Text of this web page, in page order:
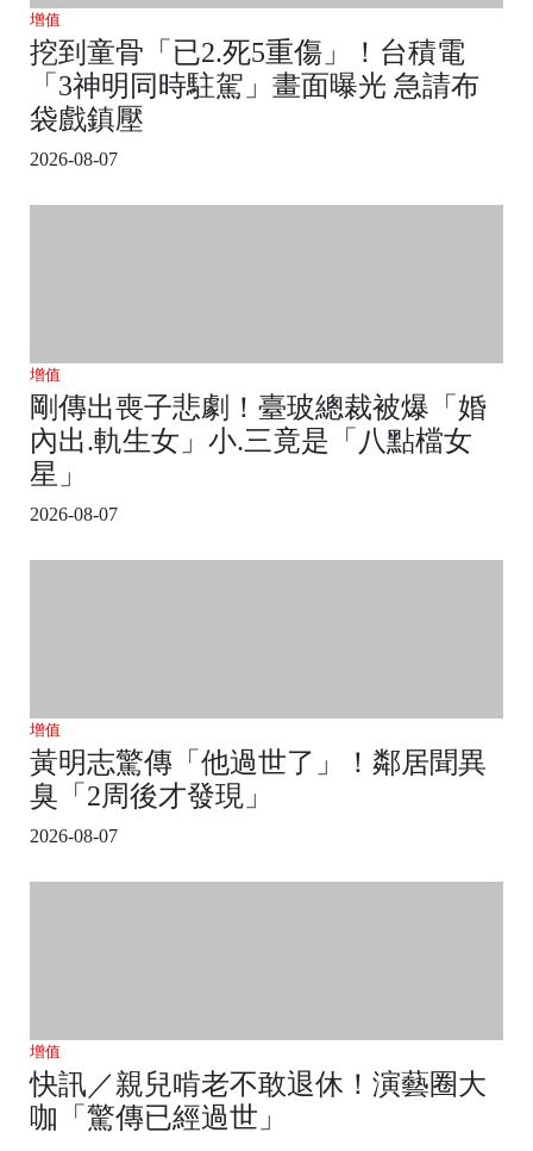
增值
挖到童骨「已2.死5重傷」！台積電
「3神明同時駐駕」畫面曝光 急請布
袋戲鎮壓
2026-08-07
增值
剛傳出喪子悲劇！臺玻總裁被爆「婚
內出.軌生女」小.三竟是「八點檔女
星」
2026-08-07
增值
黃明志驚傳「他過世了」！鄰居聞異
臭「2周後才發現」
2026-08-07
增值
快訊／親兒啃老不敢退休！演藝圈大
咖「驚傳已經過世」